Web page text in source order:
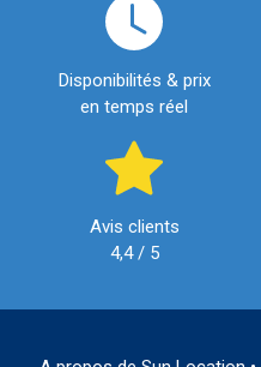
Disponibilités & prix
en temps réel
Avis clients
4,4 / 5